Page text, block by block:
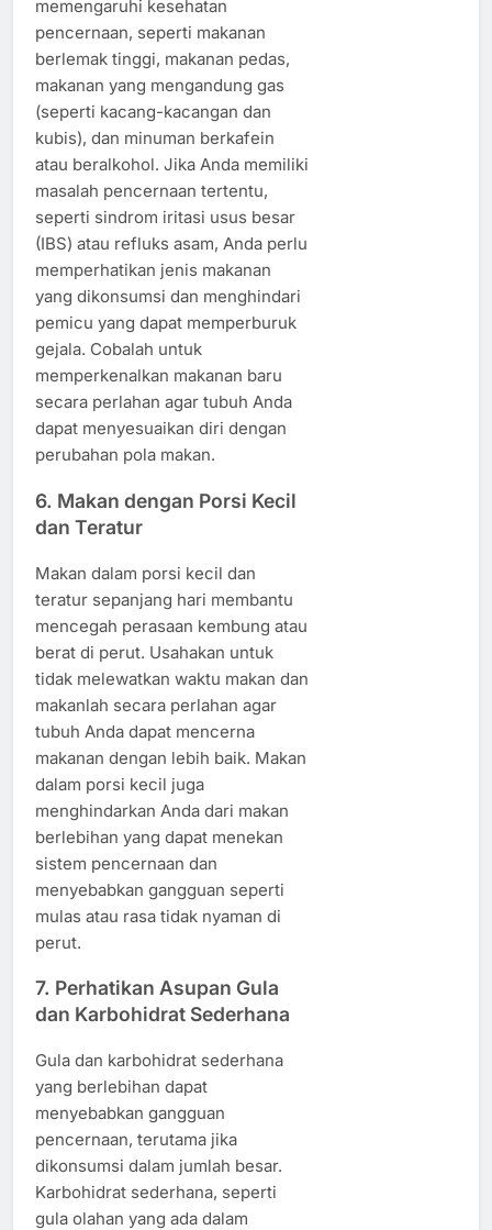
memengaruhi kesehatan
pencernaan, seperti makanan
berlemak tinggi, makanan pedas,
makanan yang mengandung gas
(seperti kacang-kacangan dan
kubis), dan minuman berkafein
atau beralkohol. Jika Anda memiliki
masalah pencernaan tertentu,
seperti sindrom iritasi usus besar
(IBS) atau refluks asam, Anda perlu
memperhatikan jenis makanan
yang dikonsumsi dan menghindari
pemicu yang dapat memperburuk
gejala. Cobalah untuk
memperkenalkan makanan baru
secara perlahan agar tubuh Anda
dapat menyesuaikan diri dengan
perubahan pola makan.
6. Makan dengan Porsi Kecil
dan Teratur
Makan dalam porsi kecil dan
teratur sepanjang hari membantu
mencegah perasaan kembung atau
berat di perut. Usahakan untuk
tidak melewatkan waktu makan dan
makanlah secara perlahan agar
tubuh Anda dapat mencerna
makanan dengan lebih baik. Makan
dalam porsi kecil juga
menghindarkan Anda dari makan
berlebihan yang dapat menekan
sistem pencernaan dan
menyebabkan gangguan seperti
mulas atau rasa tidak nyaman di
perut.
7. Perhatikan Asupan Gula
dan Karbohidrat Sederhana
Gula dan karbohidrat sederhana
yang berlebihan dapat
menyebabkan gangguan
pencernaan, terutama jika
dikonsumsi dalam jumlah besar.
Karbohidrat sederhana, seperti
gula olahan yang ada dalam